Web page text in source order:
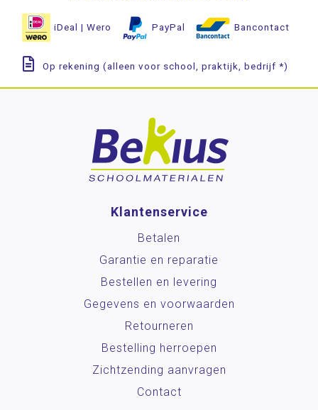
iDeal | Wero PayPal Bancontact
Op rekening (alleen voor school, praktijk, bedrijf *)
Klantenservice
Betalen
Garantie en reparatie
Bestellen en levering
Gegevens en voorwaarden
Retourneren
Bestelling herroepen
Zichtzending aanvragen
Contact